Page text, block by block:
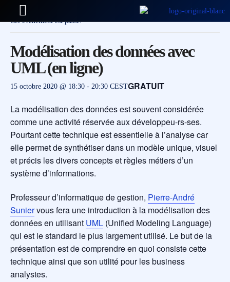
Cet évènement est passé.
Modélisation des données avec
UML (en ligne)
15 octobre 2020 @ 18:30 - 20:30 CESTGRATUIT
La modélisation des données est souvent considérée
comme une activité réservée aux développeu-rs-ses.
Pourtant cette technique est essentielle à l’analyse car
elle permet de synthétiser dans un modèle unique, visuel
et précis les divers concepts et règles métiers d’un
système d’informations.
Professeur d’informatique de gestion, Pierre-André
Suniervous fera une introduction à la modélisation des
données en utilisant UML (Unified Modeling Language)
qui est le standard le plus largement utilisé. Le but de la
présentation est de comprendre en quoi consiste cette
technique ainsi que son utilité pour les business
analystes.